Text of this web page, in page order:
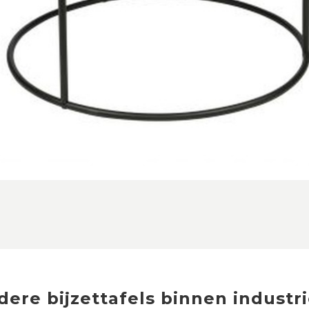
bijzettafels binnen